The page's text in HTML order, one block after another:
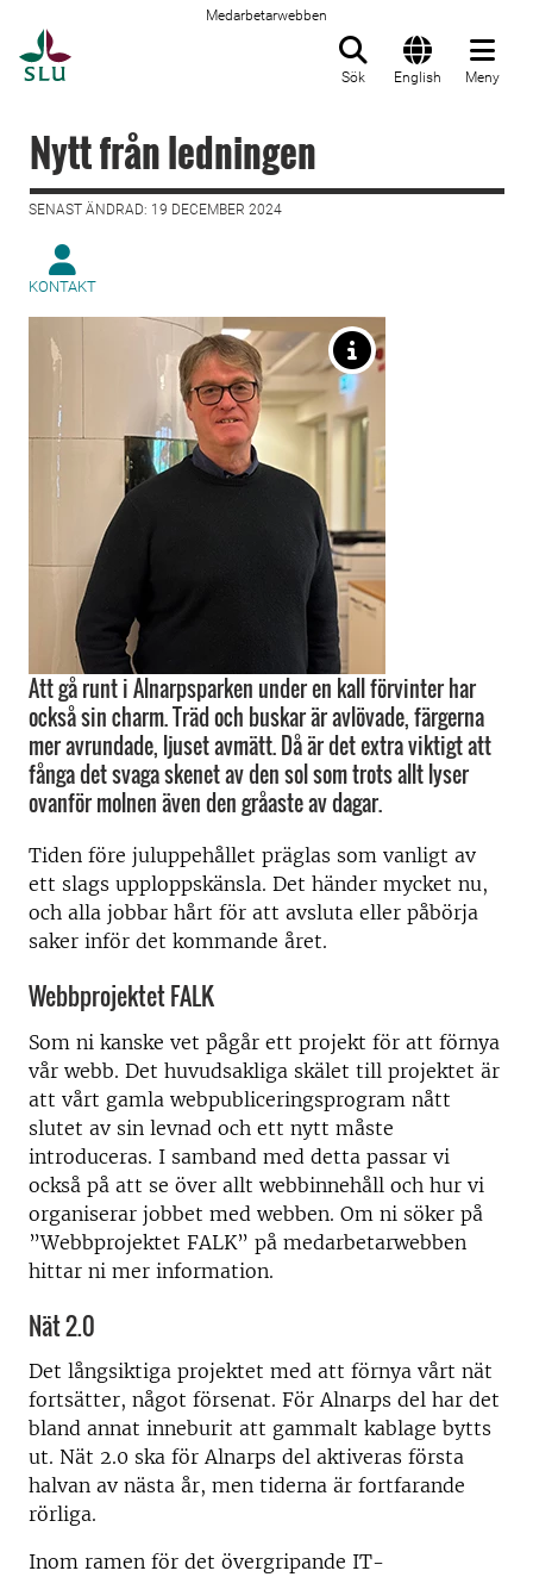
Medarbetarwebben
Sök English Meny
Nytt från ledningen
SENAST ÄNDRAD: 19 DECEMBER 2024
KONTAKT
Att gå runt i Alnarpsparken under en kall förvinter har
också sin charm. Träd och buskar är avlövade, färgerna
mer avrundade, ljuset avmätt. Då är det extra viktigt att
fånga det svaga skenet av den sol som trots allt lyser
ovanför molnen även den gråaste av dagar.
Tiden före juluppehållet präglas som vanligt av
ett slags upploppskänsla. Det händer mycket nu,
och alla jobbar hårt för att avsluta eller påbörja
saker inför det kommande året.
Webbprojektet FALK
Som ni kanske vet pågår ett projekt för att förnya
vår webb. Det huvudsakliga skälet till projektet är
att vårt gamla webpubliceringsprogram nått
slutet av sin levnad och ett nytt måste
introduceras. I samband med detta passar vi
också på att se över allt webbinnehåll och hur vi
organiserar jobbet med webben. Om ni söker på
”Webbprojektet FALK” på medarbetarwebben
hittar ni mer information.
Nät 2.0
Det långsiktiga projektet med att förnya vårt nät
fortsätter, något försenat. För Alnarps del har det
bland annat inneburit att gammalt kablage bytts
ut. Nät 2.0 ska för Alnarps del aktiveras första
halvan av nästa år, men tiderna är fortfarande
rörliga.
Inom ramen för det övergripande IT-